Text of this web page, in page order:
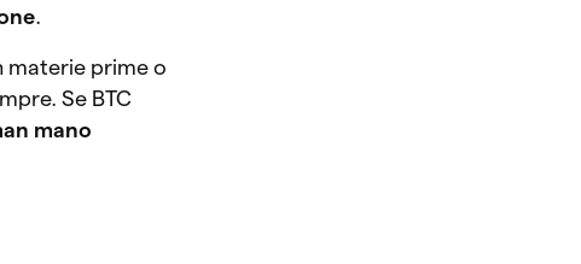
prime o
Se BTC
mano